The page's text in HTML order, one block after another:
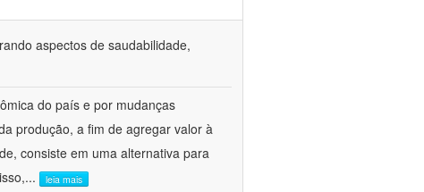
aspectos de saudabilidade,
do país e por mudanças
produção, a fim de agregar valor à
consiste em uma alternativa para
... leia mais